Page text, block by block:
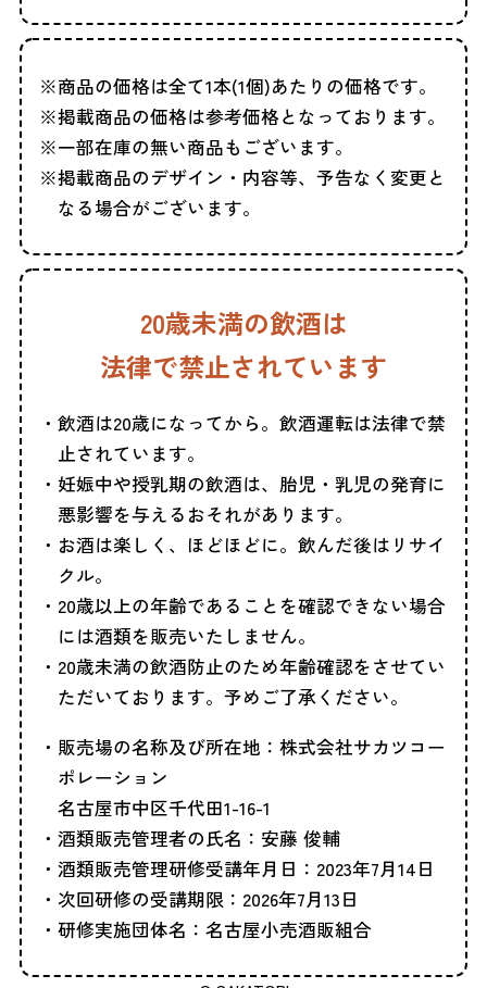
商品の価格は全て1本(1個)あたりの価格です。
掲載商品の価格は参考価格となっております。
一部在庫の無い商品もございます。
掲載商品のデザイン・内容等、予告なく変更と
なる場合がございます。
20歳未満の飲酒は
法律で禁止されています
飲酒は20歳になってから。飲酒運転は法律で禁
止されています。
妊娠中や授乳期の飲酒は、胎児・乳児の発育に
悪影響を与えるおそれがあります。
お酒は楽しく、ほどほどに。飲んだ後はリサイ
クル。
20歳以上の年齢であることを確認できない場合
には酒類を販売いたしません。
20歳未満の飲酒防止のため年齢確認をさせてい
ただいております。予めご了承ください。
販売場の名称及び所在地：株式会社サカツコー
ポレーション
名古屋市中区千代田1-16-1
酒類販売管理者の氏名：安藤 俊輔
酒類販売管理研修受講年月日：2023年7月14日
次回研修の受講期限：2026年7月13日
研修実施団体名：名古屋小売酒販組合